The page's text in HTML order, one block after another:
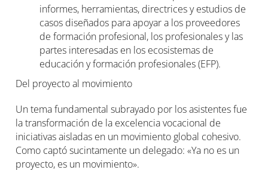
informes, herramientas, directrices y estudios de
casos diseñados para apoyar a los proveedores
de formación profesional, los profesionales y las
partes interesadas en los ecosistemas de
educación y formación profesionales (EFP).
Del proyecto al movimiento
Un tema fundamental subrayado por los asistentes fue
la transformación de la excelencia vocacional de
iniciativas aisladas en un movimiento global cohesivo.
Como captó sucintamente un delegado: «Ya no es un
proyecto, es un movimiento».